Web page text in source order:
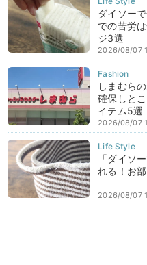
ダイソー
での苦労
ジ3選
2026/08/07
しまむら
確保しと
イテム5選
2026/08/07
「ダイソ
れる！お
2026/08/07